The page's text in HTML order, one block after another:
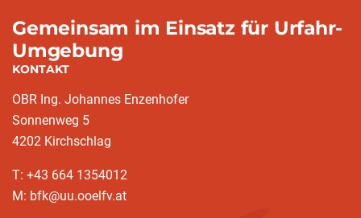
Gemeinsam im Einsatz für Urfahr-
Umgebung
KONTAKT
OBR Ing. Johannes Enzenhofer
Sonnenweg 5
4202 Kirchschlag
T: +43 664 1354012
M: bfk@uu.ooelfv.at